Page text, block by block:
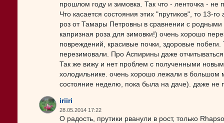
прошлом году и зимовка. Так что - ленточка -
Что касается состояния этих "прутиков", то 13-
роз от Тамары Петровны в сравнении с
капризная роза для зимовки!) очень хорошо
повреждений, красивые почки, здоровые побеги.
перезимовали. Про Аспирины даже
Так же вижу и нет проблем с полученными
холодильнике. очень хорошо лежали в большом
состояние неделю, пока была на даче). даже не
iriiri
28.05.2014 17:22
О радость, прутики рванули в рост, только